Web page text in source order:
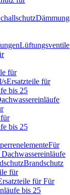
Lüftungsventile
für
sErsatzteile für
bis 25
bis 25
Für
Brandschutz
für
für Für
bis 25